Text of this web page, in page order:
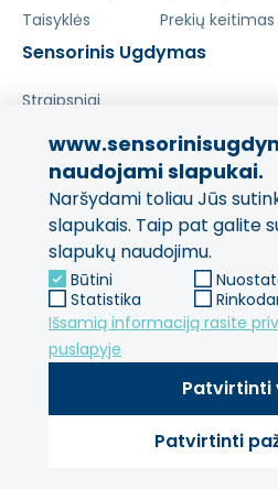
Taisyklės
Prekių
Sensorinis Ugdymas
Straipsniai
Pasidalinkite savo
Jūsų nuomonė svarbi mums
ir kitiems pirkėjams.
Palikti
© 2013 - 2026 SensorinisUgdymas
naudojami slapukai.
Naršydami toliau Jūs
slapukais. Taip pat galite
slapukų naudojimu.
Būtini
Statistika
Išsamią informaciją rasite
puslapyje
Patvirtinti
Patvirtinti